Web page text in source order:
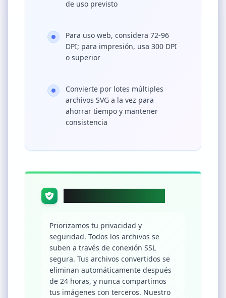
de uso previsto
Para uso web, considera 72-96
DPI; para impresión, usa 300 DPI
o superior
Convierte por lotes múltiples
archivos SVG a la vez para
ahorrar tiempo y mantener
consistencia
Priorizamos tu privacidad y
seguridad. Todos los archivos se
suben a través de conexión SSL
segura. Tus archivos convertidos se
eliminan automáticamente después
de 24 horas, y nunca compartimos
tus imágenes con terceros. Nuestro